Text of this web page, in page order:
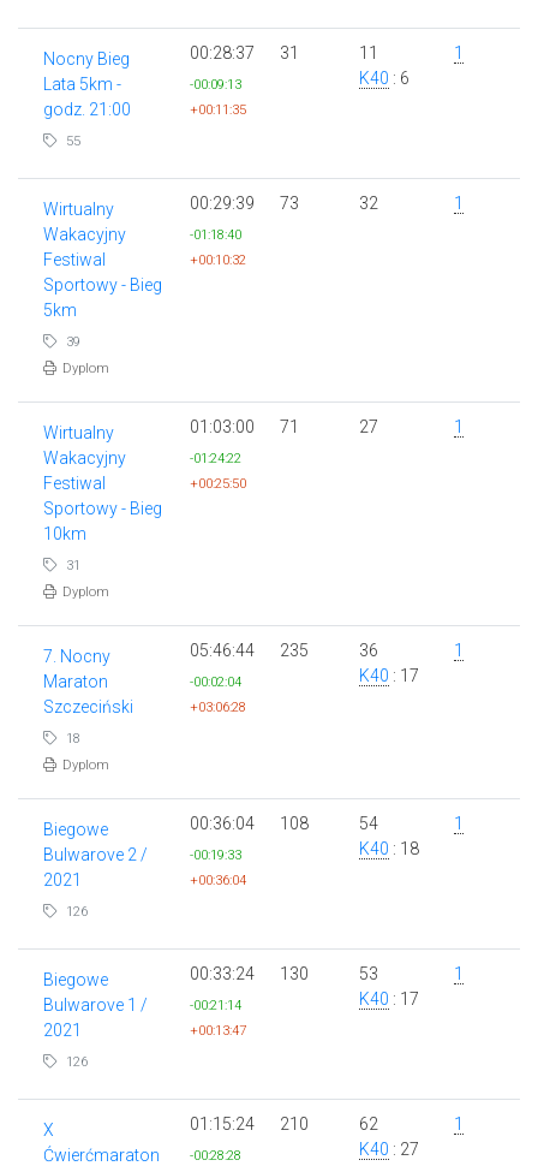
Nocny Bieg
Lata 5km -
godz. 21:00
55
00:28:37
-00:09:13
+00:11:35
31
11
K40 : 6
1
Wirtualny
Wakacyjny
Festiwal
Sportowy - Bieg
5km
39
Dyplom
00:29:39
-01:18:40
+00:10:32
73 32 1
Wirtualny
Wakacyjny
Festiwal
Sportowy - Bieg
10km
31
Dyplom
01:03:00
-01:24:22
+00:25:50
71 27 1
7. Nocny
Maraton
Szczeciński
18
Dyplom
05:46:44
-00:02:04
+03:06:28
235
36
K40 : 17
1
Biegowe
Bulwarove 2 /
2021
126
00:36:04
-00:19:33
+00:36:04
108
54
K40 : 18
1
Biegowe
Bulwarove 1 /
2021
126
00:33:24
-00:21:14
+00:13:47
130
53
K40 : 17
1
X
Ćwierćmaraton
01:15:24
-00:28:28
210
62
K40 : 27
1